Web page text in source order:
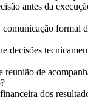
antes da
formal
decisões
de
dos